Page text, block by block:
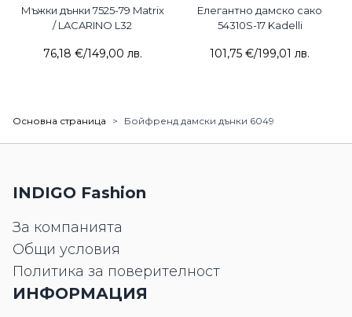
Мъжки дънки 7525-79 Matrix
/ LACARINO L32
76,18 €/149,00 лв.
Елегантно дамско сако
54310S-17 Kadelli
101,75 €/199,01 лв.
Основна страница > Бойфренд дамски дънки 6049
INDIGO Fashion
За компанията
Общи условия
Политика за поверителност
ИНФОРМАЦИЯ